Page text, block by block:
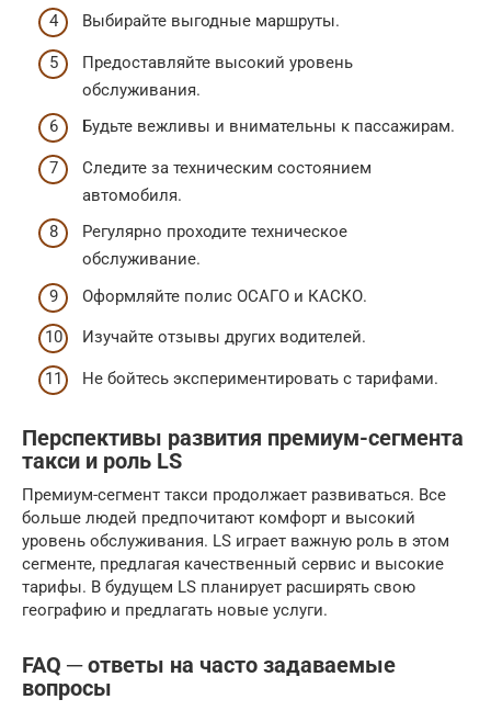
Выбирайте выгодные маршруты.
Предоставляйте высокий уровень
обслуживания.
Будьте вежливы и внимательны к пассажирам.
Следите за техническим состоянием
автомобиля.
Регулярно проходите техническое
обслуживание.
Оформляйте полис ОСАГО и КАСКО.
Изучайте отзывы других водителей.
Не бойтесь экспериментировать с тарифами.
Перспективы развития премиум-сегмента
такси и роль LS
Премиум-сегмент такси продолжает развиваться. Все
больше людей предпочитают комфорт и высокий
уровень обслуживания. LS играет важную роль в этом
сегменте, предлагая качественный сервис и высокие
тарифы. В будущем LS планирует расширять свою
географию и предлагать новые услуги.
FAQ ─ ответы на часто задаваемые
вопросы